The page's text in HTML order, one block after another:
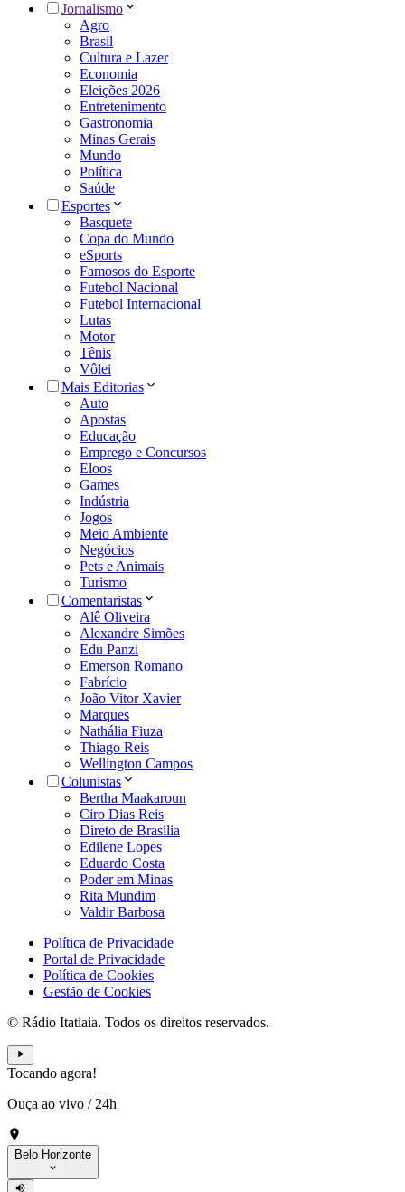
Jornalismo
Agro
Brasil
Cultura e Lazer
Economia
Eleições 2026
Entretenimento
Gastronomia
Minas Gerais
Mundo
Política
Saúde
Esportes
Basquete
Copa do Mundo
eSports
Famosos do Esporte
Futebol Nacional
Futebol Internacional
Lutas
Motor
Tênis
Vôlei
Mais Editorias
Auto
Apostas
Educação
Emprego e Concursos
Eloos
Games
Indústria
Jogos
Meio Ambiente
Negócios
Pets e Animais
Turismo
Comentaristas
Alê Oliveira
Alexandre Simões
Edu Panzi
Emerson Romano
Fabrício
João Vitor Xavier
Marques
Nathália Fiuza
Thiago Reis
Wellington Campos
Colunistas
Bertha Maakaroun
Ciro Dias Reis
Direto de Brasília
Edilene Lopes
Eduardo Costa
Poder em Minas
Rita Mundim
Valdir Barbosa
Política de Privacidade
Portal de Privacidade
Política de Cookies
Gestão de Cookies
© Rádio Itatiaia. Todos os direitos reservados.
Tocando agora!
Ouça ao vivo / 24h
Belo Horizonte